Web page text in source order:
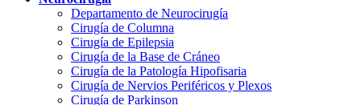
Departamento de Neurocirugía
Cirugía de Columna
Cirugía de Epilepsia
Cirugía de la Base de Cráneo
Cirugía de la Patología Hipofisaria
Cirugía de Nervios Periféricos y Plexos
Cirugía de Parkinson